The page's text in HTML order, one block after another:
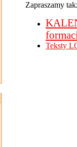
Zapraszamy
Teksty